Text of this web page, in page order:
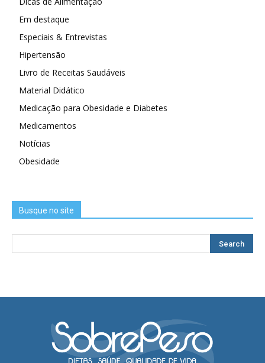
Em destaque
Especiais & Entrevistas
Hipertensão
Livro de Receitas Saudáveis
Material Didático
Medicação para Obesidade e Diabetes
Medicamentos
Notícias
Obesidade
Busque no site